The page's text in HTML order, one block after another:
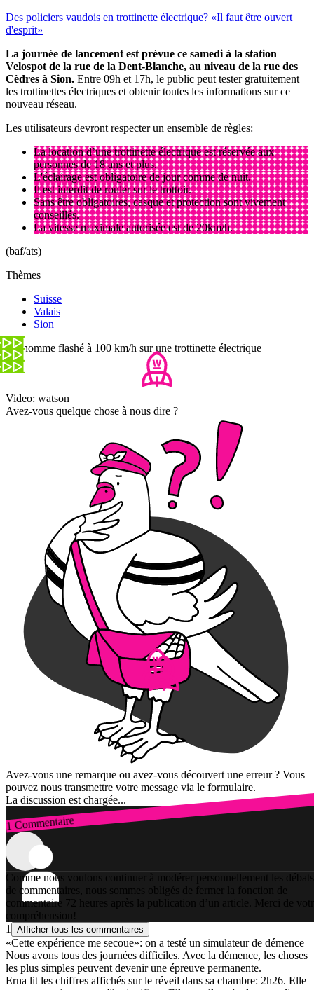
Des policiers vaudois en trottinette électrique? «Il faut être ouvert
d'esprit»
La journée de lancement est prévue ce samedi à la station
Velospot de la rue de la Dent-Blanche, au niveau de la rue des
Cèdres à Sion. Entre 09h et 17h, le public peut tester gratuitement
les trottinettes électriques et obtenir toutes les informations sur ce
nouveau réseau.
Les utilisateurs devront respecter un ensemble de règles:
La location d’une trottinette électrique est réservée aux
personnes de 18 ans et plus.
L'éclairage est obligatoire de jour comme de nuit.
Il est interdit de rouler sur le trottoir.
Sans être obligatoires, casque et protection sont vivement
conseillés.
La vitesse maximale autorisée est de 20km/h.
(baf/ats)
Thèmes
Suisse
Valais
Sion
Un homme flashé à 100 km/h sur une trottinette électrique
Video: watson
Avez-vous quelque chose à nous dire ?
Avez-vous une remarque ou avez-vous découvert une erreur ? Vous
pouvez nous transmettre votre message via le formulaire.
La discussion est chargée...
1 Commentaire
Connexion
Comme nous voulons continuer à modérer personnellement les débats
de commentaires, nous sommes obligés de fermer la fonction de
commentaire 72 heures après la publication d’un article. Merci de
compréhension!
1
Afficher tous les commentaires
«Cette expérience me secoue»: on a testé un simulateur de démence
Nous avons tous des journées difficiles. Avec la démence, les choses
les plus simples peuvent devenir une épreuve permanente.
Erna lit les chiffres affichés sur le réveil dans sa chambre: 2h26. Elle